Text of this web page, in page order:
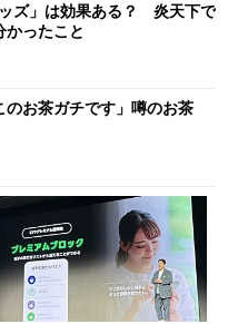
ッズ」は効果ある？ 炎天下で
かったこと
のお茶ガチです」噂のお茶